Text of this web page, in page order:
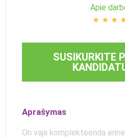
Apie
★ ★ ★
SUSIKURKITE
Aprašymas
On vaja komplekteerida